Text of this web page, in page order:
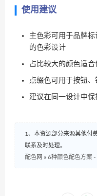
使用建议
主色彩可用于品牌
的色彩设计
占比较大的颜色适
点缀色可用于按钮
建议在同一设计中
1、本资源部分来源其他付
联系及时处理。
配色网 » 6种颜色配色方案